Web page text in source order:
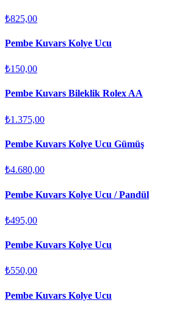
₺825,00
Pembe Kuvars Kolye Ucu
₺150,00
Pembe Kuvars Bileklik Rolex AA
₺1.375,00
Pembe Kuvars Kolye Ucu Gümüş
₺4.680,00
Pembe Kuvars Kolye Ucu / Pandül
₺495,00
Pembe Kuvars Kolye Ucu
₺550,00
Pembe Kuvars Kolye Ucu